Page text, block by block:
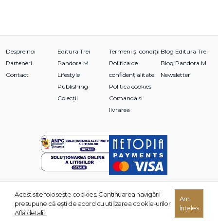
Despre noi
Parteneri
Contact
Editura Trei
Pandora M
Lifestyle
Publishing
Colecții
Termeni și condiții
Politica de
confidențialitate
Politica cookies
Comanda si
livrarea
Blog Editura Trei
Blog Pandora M
Newsletter
© 2026 Grupul Editorial TREI. Toate drepturile rezervate.
Acest site foloseşte cookies. Continuarea navigării
presupune că eşti de acord cu utilizarea cookie-urilor.
Află detalii.
Am
înțeles